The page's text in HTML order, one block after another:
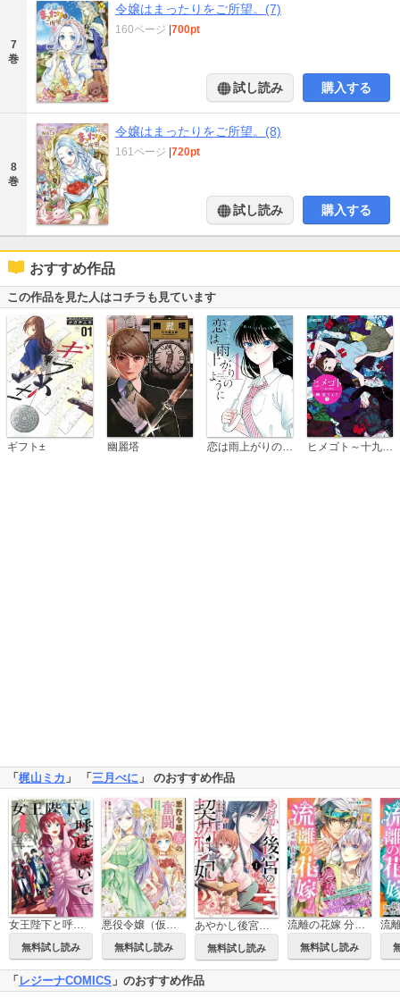
7
巻
令嬢はまったりをご所望。(7)
160ページ |700pt
試し読み 購入する
8
巻
令嬢はまったりをご所望。(8)
161ページ |720pt
試し読み 購入する
おすすめ作品
この作品を見た人はコチラも見ています
ギフト± 幽麗塔 ヒメゴト～十九歳の制服～
「梶山ミカ 」 「三月べに 」 のおすすめ作品
女王陛下と呼ばないで
無料試し読み
悪役令嬢（仮）の奮闘
無料試し読み 無料試し読み
流離の花嫁 分冊版［ホワイトハートコミック］
無料試し読み
「レジーナCOMICS 」のおすすめ作品